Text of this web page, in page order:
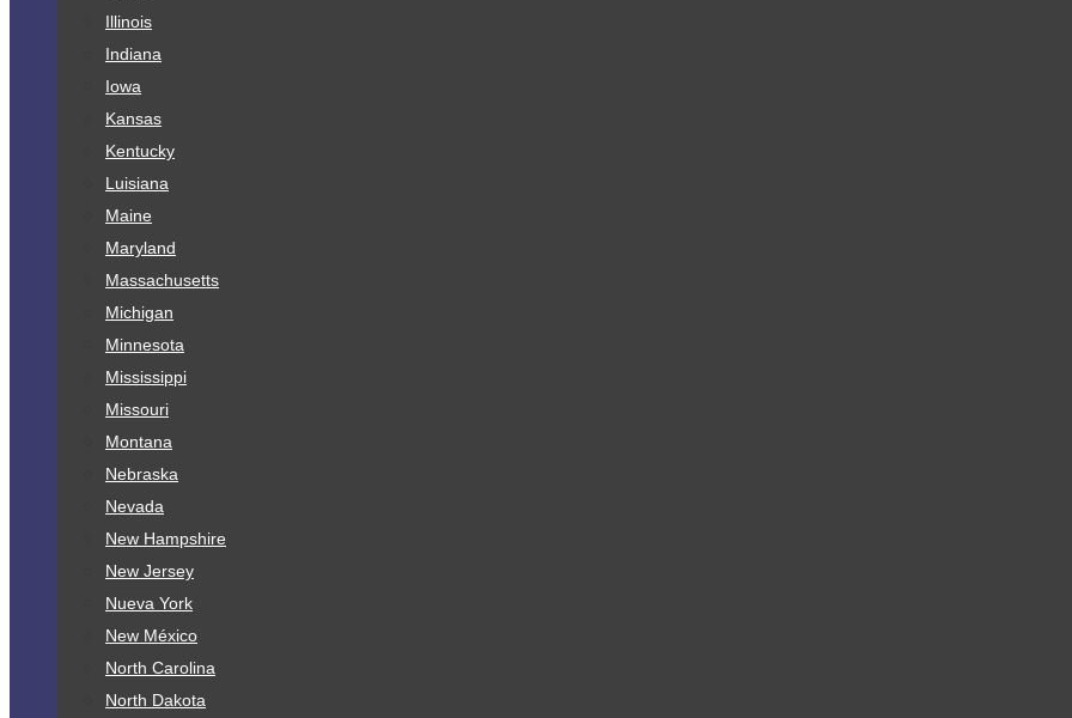
Illinois
Indiana
Iowa
Kansas
Kentucky
Luisiana
Maine
Maryland
Massachusetts
Michigan
Minnesota
Mississippi
Missouri
Montana
Nebraska
Nevada
New Hampshire
New Jersey
Nueva York
New México
North Carolina
North Dakota